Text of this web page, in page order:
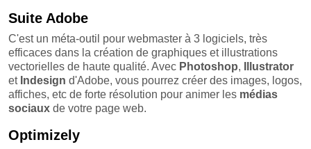
Suite Adobe
C'est un méta-outil pour webmaster à 3 logiciels, très
efficaces dans la création de graphiques et illustrations
vectorielles de haute qualité. Avec Photoshop,
Illustrator
et Indesign d'Adobe, vous pourrez créer des images, logos,
affiches, etc de forte résolution pour animer les médias
sociaux de votre page web.
Optimizely